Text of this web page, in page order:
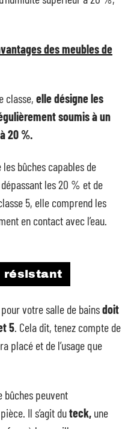
des meubles de
classe, elle désigne les
soumis à un
20 %.
bûches capables de
les 20 % et de
5, elle comprend les
en contact avec l’eau.
résistant
votre salle de bainsdoit
5 . Cela dit, tenez compte de
placé et de l’usage que
bûches peuvent
Il s’agit duteck, une